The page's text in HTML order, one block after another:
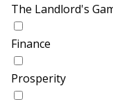
The Landlord's
Finance
Prosperity